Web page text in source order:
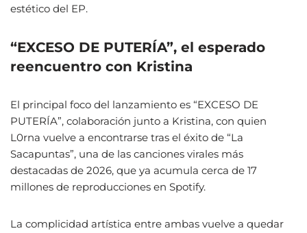
estético del EP.
“EXCESO DE PUTERÍA”, el esperado
reencuentro con Kristina
El principal foco del lanzamiento es “EXCESO DE
PUTERÍA”, colaboración junto a Kristina, con quien
L0rna vuelve a encontrarse tras el éxito de “La
Sacapuntas”, una de las canciones virales más
destacadas de 2026, que ya acumula cerca de 17
millones de reproducciones en Spotify.
La complicidad artística entre ambas vuelve a quedar